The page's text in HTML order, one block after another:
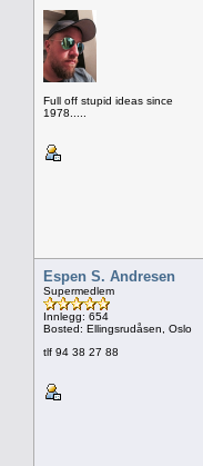
Full off stupid ideas since
1978.....
Espen S. Andresen
Supermedlem
Innlegg: 654
Bosted: Ellingsrudåsen, Oslo
tlf 94 38 27 88